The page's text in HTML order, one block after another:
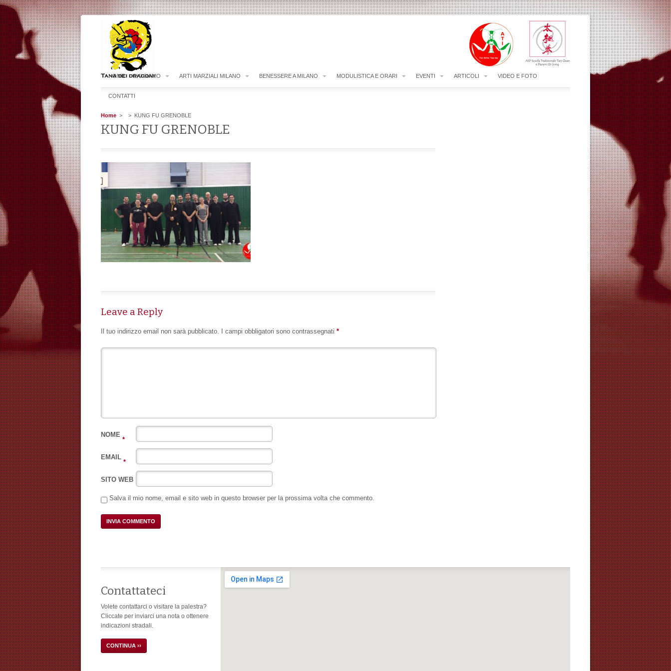
HOME CHI SIAMO ARTI MARZIALI MILANO BENESSERE A MILANO MODULISTICA E ORARI EVENTI ARTICOLI VIDEO E FOTO
CONTATTI
Home > > KUNG FU GRENOBLE
KUNG FU GRENOBLE
Leave a Reply
Il tuo indirizzo email non sarà pubblicato. I campi obbligatori sono contrassegnati *
NOME
*
EMAIL
*
SITO WEB
Salva il mio nome, email e sito web in questo browser per la prossima volta che commento.
Contattateci
Volete contattarci o visitare la palestra?
Cliccate per inviarci una nota o ottenere
indicazioni stradali.
CONTINUA ››